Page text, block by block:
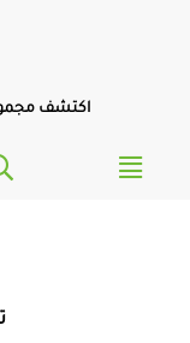
اكتشف